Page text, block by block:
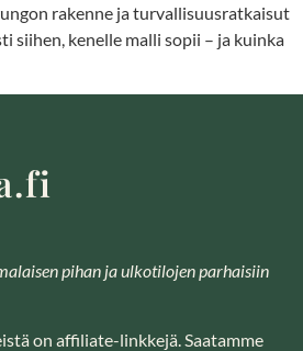
rakenne ja turvallisuusratkaisut
siihen, kenelle malli sopii – ja kuinka
pihan ja ulkotilojen parhaisiin
on affiliate-linkkejä. Saatamme